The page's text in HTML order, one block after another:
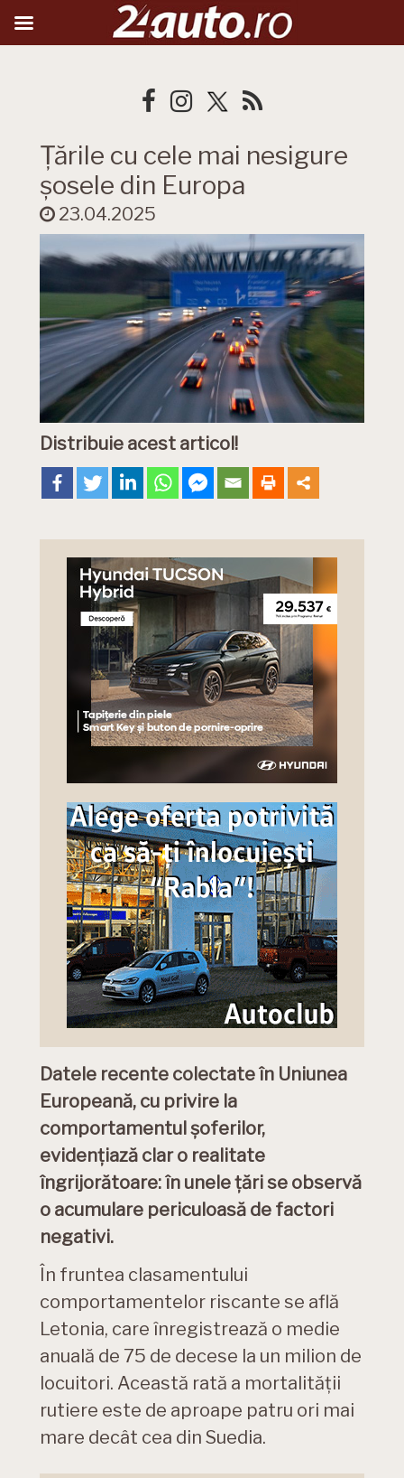
Țările cu cele mai nesigure
șosele din Europa
23.04.2025
Distribuie acest articol!
Datele recente colectate în Uniunea
Europeană, cu privire la
comportamentul șoferilor,
evidențiază clar o realitate
îngrijorătoare: în unele țări se observă
o acumulare periculoasă de factori
negativi.
În fruntea clasamentului
comportamentelor riscante se află
Letonia, care înregistrează o medie
anuală de 75 de decese la un milion de
locuitori. Această rată a mortalității
rutiere este de aproape patru ori mai
mare decât cea din Suedia.